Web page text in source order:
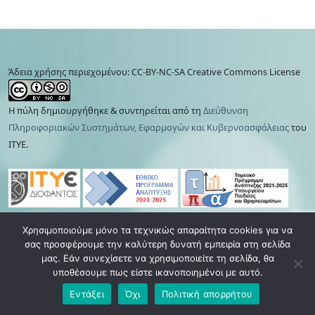
Άδεια χρήσης περιεχομένου: CC-BY-NC-SA Creative Commons License
Η πύλη δημιουργήθηκε & συντηρείται από τη Διεύθυνση
Πληροφοριακών Συστημάτων, Εφαρμογών και Κυβερνοασφάλειαςτου
ΙΤΥΕ.
Πολιτική απορρήτου|Όροι χρήσης|Cookies|
Ανάκληση συγκατάθεσης
©2026 Τεχνική Στήριξη
Χρησιμοποιούμε μόνο τα τεχνικώς απαραίτητα cookies για να
σας προσφέρουμε την καλύτερη δυνατή εμπειρία στη σελίδα
μας. Εάν συνεχίσετε να χρησιμοποιείτε τη σελίδα, θα
υποθέσουμε πως είστε ικανοποιημένοι με αυτό.
Εντάξει
Όχι Πολιτική απορρήτου